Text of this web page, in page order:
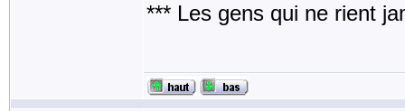
*** Les gens qui ne rient